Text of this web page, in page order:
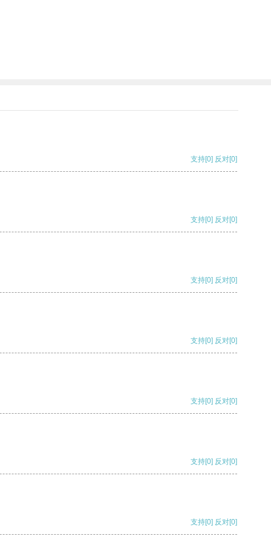
支持[0] 反对[0]
支持[0] 反对[0]
支持[0] 反对[0]
支持[0] 反对[0]
支持[0] 反对[0]
支持[0] 反对[0]
支持[0] 反对[0]